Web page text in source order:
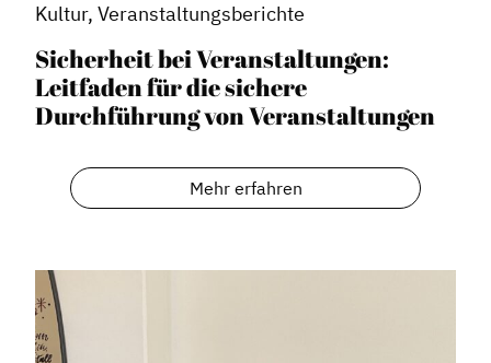
Kultur, Veranstaltungsberichte
Sicherheit bei Veranstaltungen:
Leitfaden für die sichere
Durchführung von Veranstaltungen
Mehr erfahren